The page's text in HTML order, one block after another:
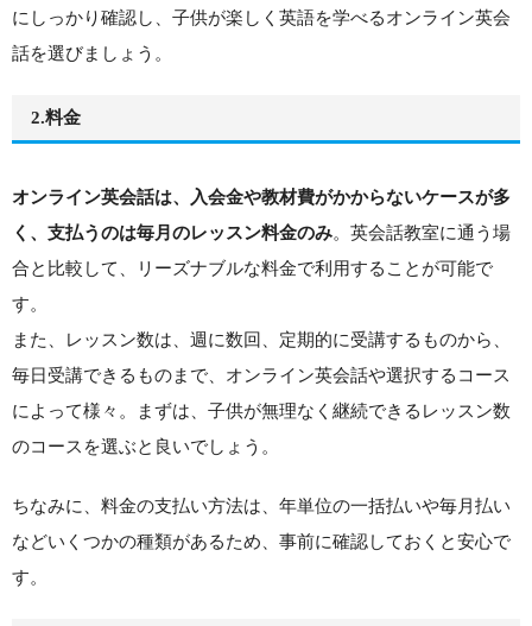
にしっかり確認し、子供が楽しく英語を学べるオンライン英会
話を選びましょう。
2.料金
オンライン英会話は、入会金や教材費がかからないケースが多
く、支払うのは毎月のレッスン料金のみ。英会話教室に通う場
合と比較して、リーズナブルな料金で利用することが可能で
す。
また、レッスン数は、週に数回、定期的に受講するものから、
毎日受講できるものまで、オンライン英会話や選択するコース
によって様々。まずは、子供が無理なく継続できるレッスン数
のコースを選ぶと良いでしょう。
ちなみに、料金の支払い方法は、年単位の一括払いや毎月払い
などいくつかの種類があるため、事前に確認しておくと安心で
す。